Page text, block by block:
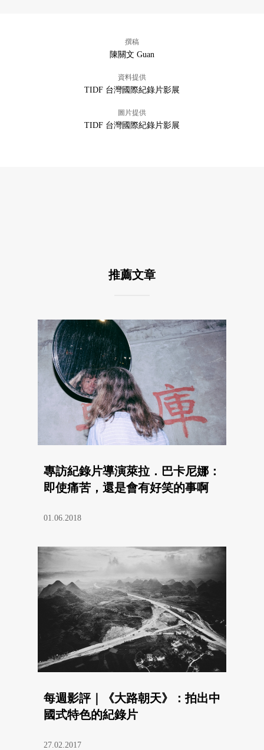
撰稿
陳關文 Guan
資料提供
TIDF 台灣國際紀錄片影展
圖片提供
TIDF 台灣國際紀錄片影展
推薦文章
專訪紀錄片導演萊拉．巴卡尼娜：
即使痛苦，還是會有好笑的事啊
01.06.2018
每週影評｜《大路朝天》：拍出中
國式特色的紀錄片
27.02.2017